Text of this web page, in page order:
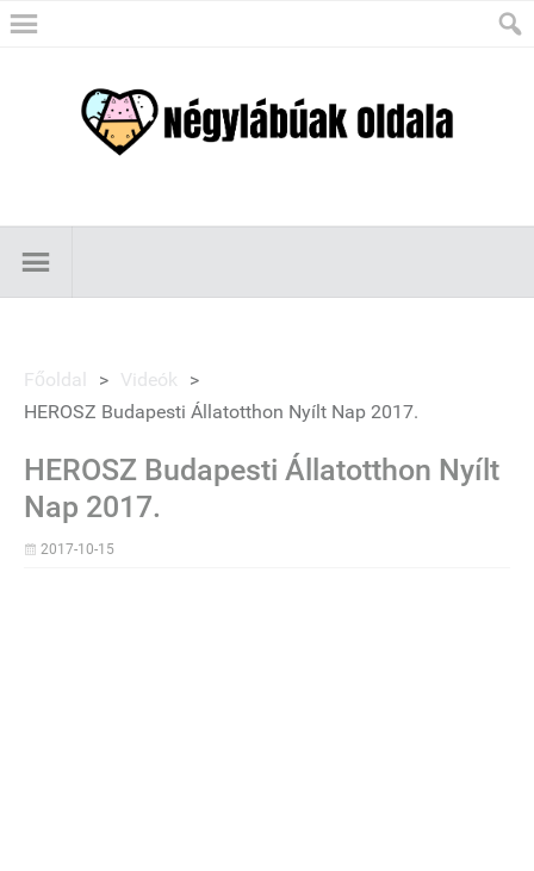
Főoldal > Videók
>
HEROSZ Budapesti Állatotthon Nyílt Nap 2017.
HEROSZ Budapesti Állatotthon Nyílt
Nap 2017.
2017-10-15